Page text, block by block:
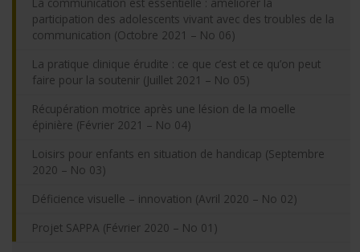
La communication est essentielle : améliorer la
participation des adolescents vivant avec des troubles de la
communication (Octobre 2021 – No 06)
La pratique clinique érudite : ce que c’est et ce qu’on peut
faire pour la soutenir (Juillet 2021 – No 05)
Récupération motrice après une lésion de la moelle
épinière (Février 2021 – No 04)
Loisirs pour enfants en situation de handicap (Septembre
2020 – No 03)
Déficience visuelle – innovation (Avril 2020 – No 02)
Projet SAPPA (Février 2020 – No 01)